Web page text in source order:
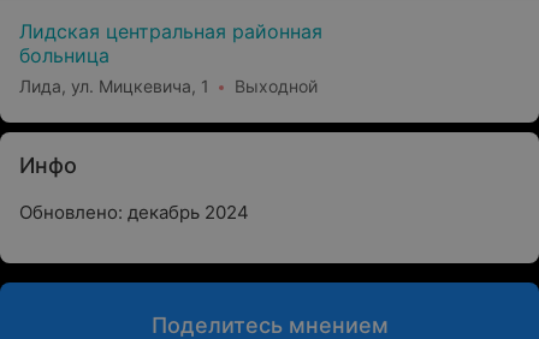
Лидская центральная районная
больница
Лида, ул. Мицкевича, 1 Выходной
Инфо
Обновлено: декабрь 2024
Поделитесь мнением